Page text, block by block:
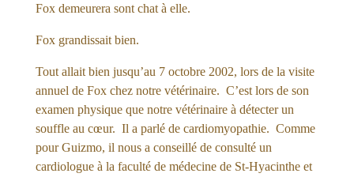
Fox demeurera sont chat à elle.
Fox grandissait bien.
Tout allait bien jusqu’au 7 octobre 2002, lors de la visite
annuel de Fox chez notre vétérinaire. C’est lors de son
examen physique que notre vétérinaire à détecter un
souffle au cœur. Il a parlé de cardiomyopathie. Comme
pour Guizmo, il nous a conseillé de consulté un
cardiologue à la faculté de médecine de St-Hyacinthe et